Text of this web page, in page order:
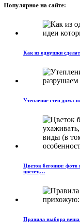
Популярное на сайте:
Как из однушки
Утепление стен дома
Цветок бегония: фото
цветет,…
Правила выбора